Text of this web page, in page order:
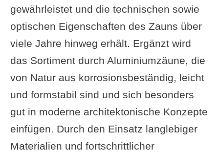
gewährleistet und die technischen sowie
optischen Eigenschaften des Zauns über
viele Jahre hinweg erhält. Ergänzt wird
das Sortiment durch Aluminiumzäune, die
von Natur aus korrosionsbeständig, leicht
und formstabil sind und sich besonders
gut in moderne architektonische Konzepte
einfügen. Durch den Einsatz langlebiger
Materialien und fortschrittlicher